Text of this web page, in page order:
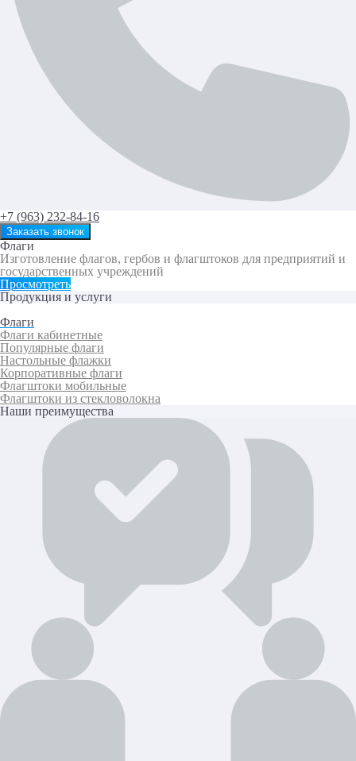
+7 (963) 232-84-16
Заказать звонок
Флаги
Изготовление флагов, гербов и флагштоков для предприятий и
государственных учреждений
Просмотреть
Продукция и услуги
Флаги
Флаги кабинетные
Популярные флаги
Настольные флажки
Корпоративные флаги
Флагштоки мобильные
Флагштоки из стекловолокна
Наши преимущества